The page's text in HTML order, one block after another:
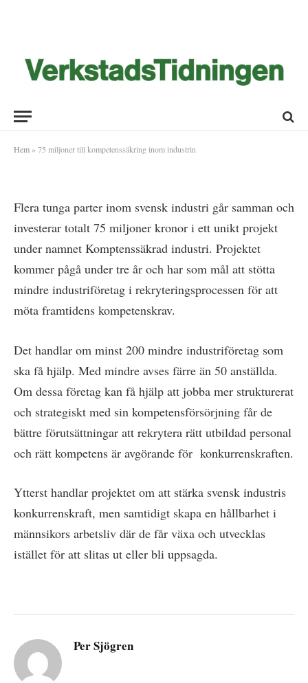
Hem » 75 miljoner till kompetenssäkring inom industrin
75 miljoner till kompetenssäkring
inom industrin
Flera tunga parter inom svensk industri går samman och
investerar totalt 75 miljoner kronor i ett unikt projekt
under namnet Komptenssäkrad industri. Projektet
kommer pågå under tre år och har som mål att stötta
mindre industriföretag i rekryteringsprocessen för att
möta framtidens kompetenskrav.
Det handlar om minst 200 mindre industriföretag som
ska få hjälp. Med mindre avses färre än 50 anställda.
Om dessa företag kan få hjälp att jobba mer strukturerat
och strategiskt med sin kompetensförsörjning får de
bättre förutsättningar att rekrytera rätt utbildad personal
och rätt kompetens är avgörande för konkurrenskraften.
Ytterst handlar projektet om att stärka svensk industris
konkurrenskraft, men samtidigt skapa en hållbarhet i
männsikors arbetsliv där de får växa och utvecklas
istället för att slitas ut eller bli uppsagda.
Per Sjögren